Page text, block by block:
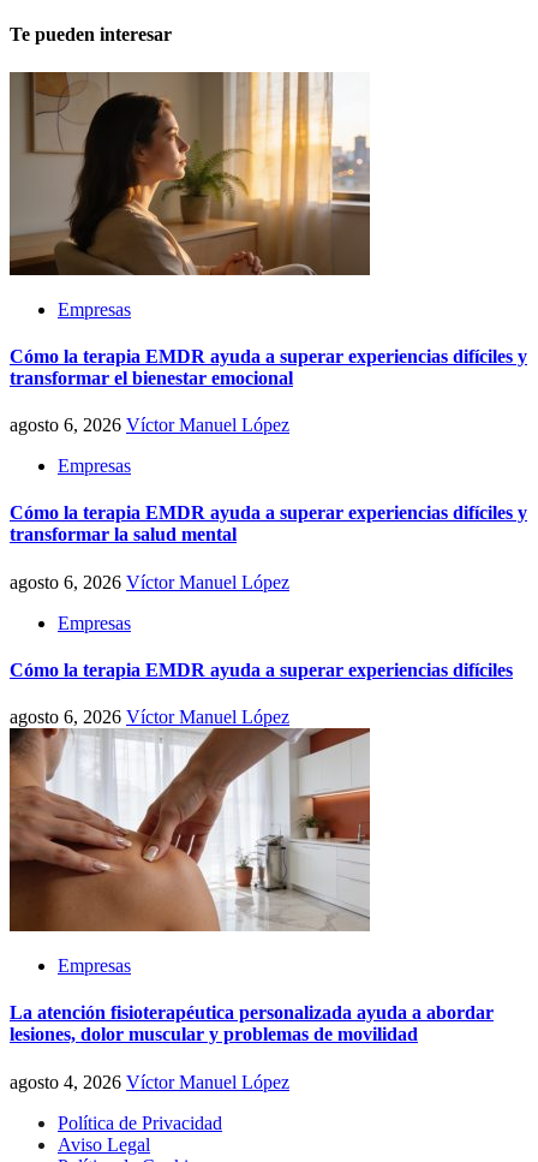
Te pueden interesar
Empresas
Cómo la terapia EMDR ayuda a superar experiencias difíciles y
transformar el bienestar emocional
agosto 6, 2026 Víctor Manuel López
Empresas
Cómo la terapia EMDR ayuda a superar experiencias difíciles y
transformar la salud mental
agosto 6, 2026 Víctor Manuel López
Empresas
Cómo la terapia EMDR ayuda a superar experiencias difíciles
agosto 6, 2026 Víctor Manuel López
Empresas
La atención fisioterapéutica personalizada ayuda a abordar
lesiones, dolor muscular y problemas de movilidad
agosto 4, 2026 Víctor Manuel López
Política de Privacidad
Aviso Legal